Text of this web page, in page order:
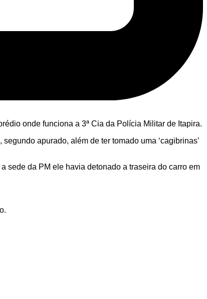
onde funciona a 3ª Cia da Polícia Militar de Itapira.
apurado, além de ter tomado uma ‘cagibrinas’
sede da PM ele havia detonado a traseira do carro em